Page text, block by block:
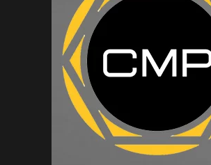
Voir plus...